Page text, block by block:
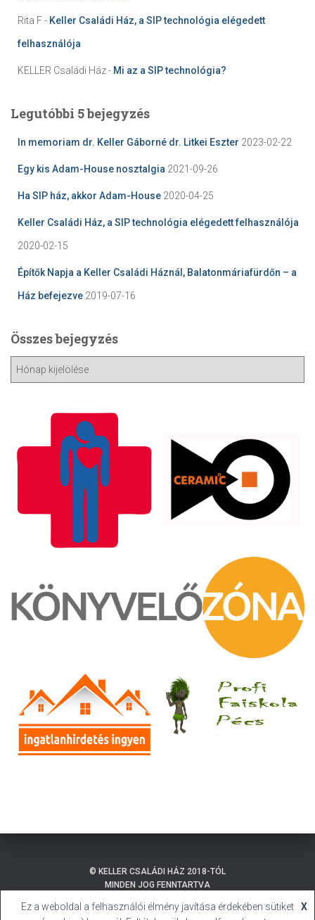
Rita F- Keller Családi Ház, a SIP technológia elégedett
felhasználója
KELLER Családi Ház- Mi az a SIP technológia?
Legutóbbi 5 bejegyzés
In memoriam dr. Keller Gáborné dr. Litkei Eszter 2023-02-22
Egy kis Adam-House nosztalgia 2021-09-26
Ha SIP ház, akkor Adam-House 2020-04-25
Keller Családi Ház, a SIP technológia elégedett felhasználója
2020-02-15
Építők Napja a Keller Családi Háznál, Balatonmáriafürdőn – a
Ház befejezve 2019-07-16
Összes bejegyzés
© KELLER CSALÁDI HÁZ 2018-TÓL
MINDEN JOG FENNTARTVA
Ez a weboldal a felhasználói élmény javítása érdekében sütiket
X